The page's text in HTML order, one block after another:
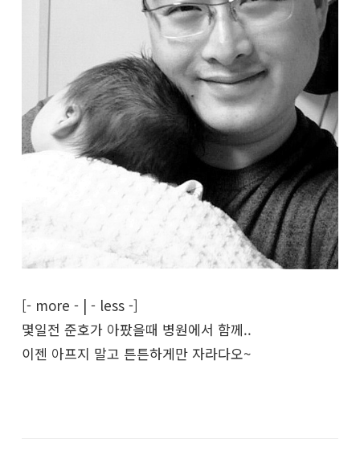
[- more - | - less -]
몇일전 준호가 아팠을때 병원에서 함께..
이젠 아프지 말고 튼튼하게만 자라다오~